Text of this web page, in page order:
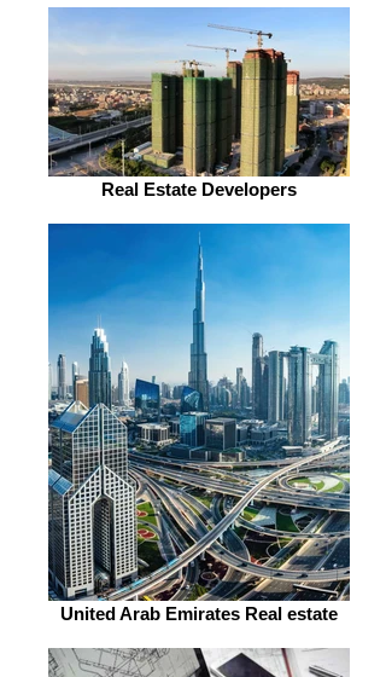
Real Estate Developers
United Arab Emirates Real estate